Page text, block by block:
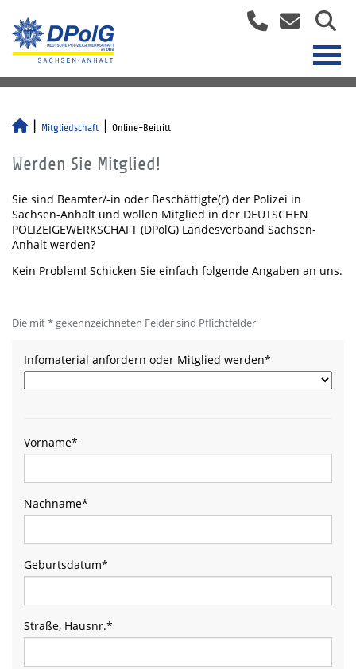
Mitgliedschaft Online-Beitritt
Werden Sie Mitglied!
Sie sind Beamter/-in oder Beschäftigte(r) der Polizei in
Sachsen-Anhalt und wollen Mitglied in der DEUTSCHEN
POLIZEIGEWERKSCHAFT (DPolG) Landesverband Sachsen-
Anhalt werden?
Kein Problem! Schicken Sie einfach folgende Angaben an uns.
Die mit * gekennzeichneten Felder sind Pflichtfelder
Infomaterial anfordern oder Mitglied werden*
Vorname*
Nachname*
Geburtsdatum*
Straße, Hausnr.*